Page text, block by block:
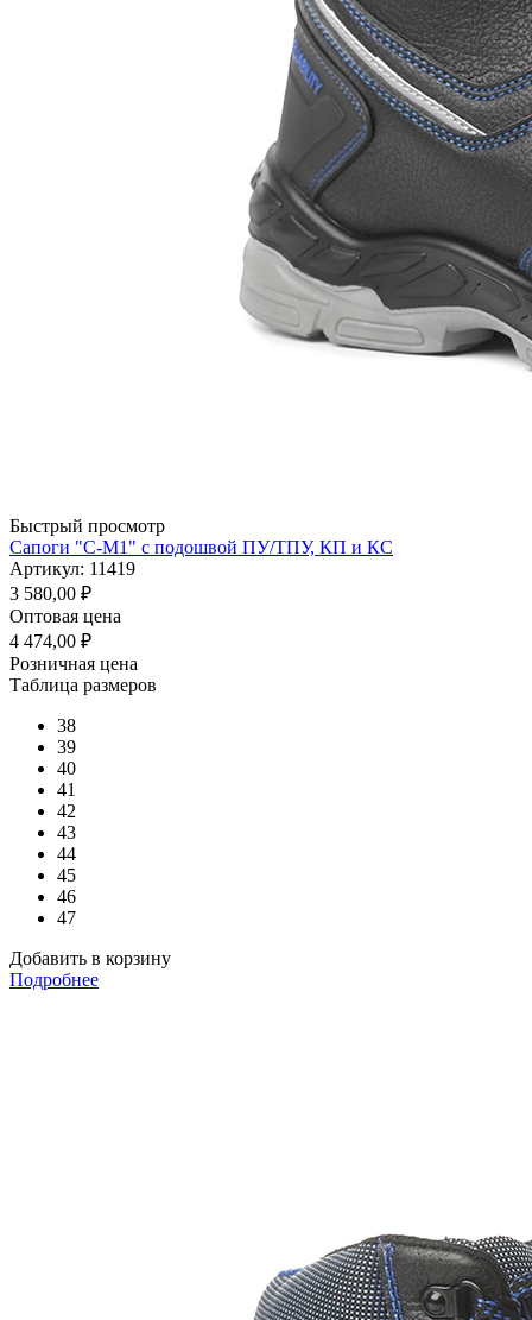
Быстрый просмотр
Сапоги "С-М1" с подошвой ПУ/ТПУ, КП и КС
Артикул: 11419
3 580,00 ₽
Оптовая цена
4 474,00 ₽
Розничная цена
Таблица размеров
38
39
40
41
42
43
44
45
46
47
Добавить в корзину
Подробнее